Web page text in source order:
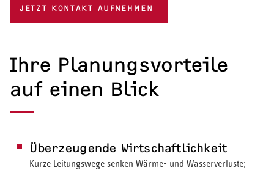
JETZT KONTAKT AUFNEHMEN
Ihre Planungsvorteile
auf einen Blick
Überzeugende Wirtschaftlichkeit
Kurze Leitungswege senken Wärme- und Wasserverluste;